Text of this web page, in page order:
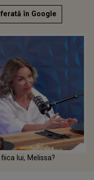
în Google
lui, Melissa?